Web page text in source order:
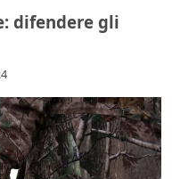
difendere gli